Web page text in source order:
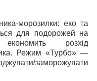
морозилки: еко та
для подорожей на
розхід
Режим «Турбо» —
заморожувати